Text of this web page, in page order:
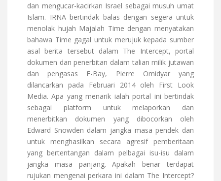
dan mengucar-kacirkan Israel sebagai musuh umat
Islam. IRNA bertindak balas dengan segera untuk
menolak hujah Majalah Time dengan menyatakan
bahawa Time gagal untuk merujuk kepada sumber
asal berita tersebut dalam The Intercept, portal
dokumen dan penerbitan dalam talian milik jutawan
dan pengasas E-Bay, Pierre Omidyar yang
dilancarkan pada Februari 2014 oleh First Look
Media. Apa yang menarik ialah portal ini bertindak
sebagai platform untuk melaporkan dan
menerbitkan dokumen yang dibocorkan oleh
Edward Snowden dalam jangka masa pendek dan
untuk menghasilkan secara agresif pemberitaan
yang bertentangan dalam pelbagai isu-isu dalam
jangka masa panjang. Apakah benar terdapat
rujukan mengenai perkara ini dalam The Intercept?